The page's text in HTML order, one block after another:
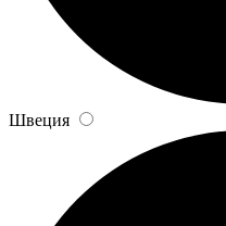
Швеция